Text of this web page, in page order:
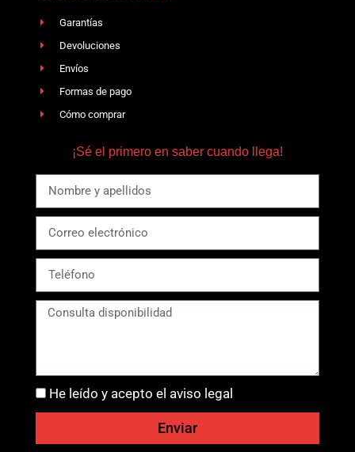
Garantías
Devoluciones
Envíos
Formas de pago
Cómo comprar
¡Sé el primero en saber cuando llega!
He leído y acepto el aviso legal
Enviar